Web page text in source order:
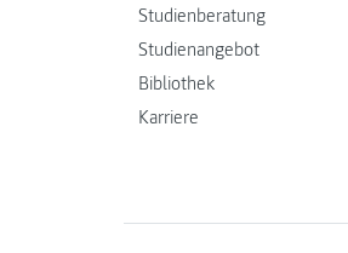
Studienberatung
Studienangebot
Bibliothek
Karriere